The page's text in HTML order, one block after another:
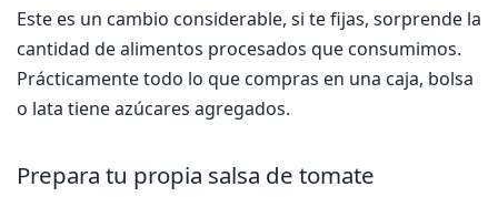
Este es un cambio considerable, si te fijas, sorprende la
cantidad de alimentos procesados que consumimos.
Prácticamente todo lo que compras en una caja, bolsa
o lata tiene azúcares agregados.
Prepara tu propia salsa de tomate